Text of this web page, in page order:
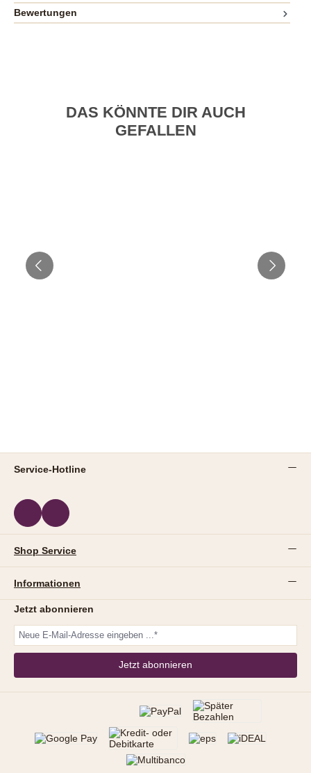
Bewertungen
DAS KÖNNTE DIR AUCH
GEFALLEN
Service-Hotline
Shop Service
Informationen
Jetzt abonnieren
Jetzt abonnieren